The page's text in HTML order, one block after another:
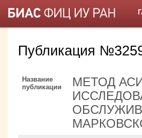
Публикация
Название
публикации
МЕТОД